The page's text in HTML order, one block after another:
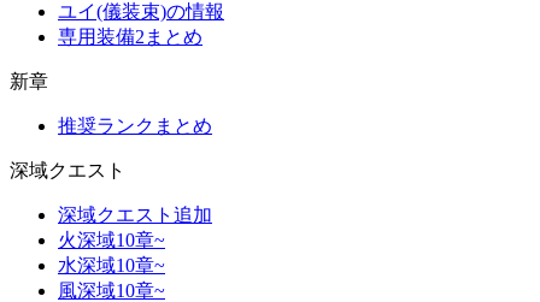
ユイ(儀装束)の情報
専用装備2まとめ
新章
推奨ランクまとめ
深域クエスト
深域クエスト追加
火深域10章~
水深域10章~
風深域10章~